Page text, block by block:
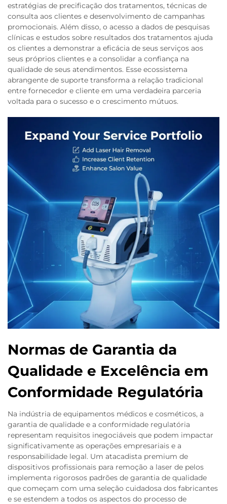
estratégias de precificação dos tratamentos, técnicas de
consulta aos clientes e desenvolvimento de campanhas
promocionais. Além disso, o acesso a dados de pesquisas
clínicas e estudos sobre resultados dos tratamentos ajuda
os clientes a demonstrar a eficácia de seus serviços aos
seus próprios clientes e a consolidar a confiança na
qualidade de seus atendimentos. Esse ecossistema
abrangente de suporte transforma a relação tradicional
entre fornecedor e cliente em uma verdadeira parceria
voltada para o sucesso e o crescimento mútuos.
Normas de Garantia da
Qualidade e Excelência em
Conformidade Regulatória
Na indústria de equipamentos médicos e cosméticos, a
garantia de qualidade e a conformidade regulatória
representam requisitos inegociáveis que podem impactar
significativamente as operações empresariais e a
responsabilidade legal. Um atacadista premium de
dispositivos profissionais para remoção a laser de pelos
implementa rigorosos padrões de garantia de qualidade
que começam com uma seleção cuidadosa dos fabricantes
e se estendem a todos os aspectos do processo de